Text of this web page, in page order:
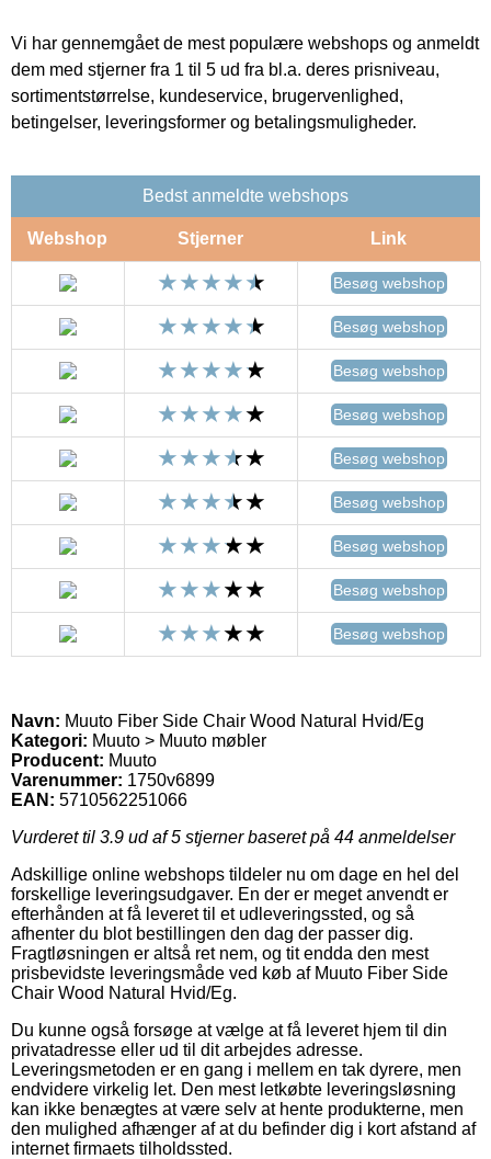
Vi har gennemgået de mest populære webshops og anmeldt
dem med stjerner fra 1 til 5 ud fra bl.a. deres prisniveau,
sortimentstørrelse, kundeservice, brugervenlighed,
betingelser, leveringsformer og betalingsmuligheder.
Bedst anmeldte webshops
Webshop Stjerner Link
Besøg webshop
Besøg webshop
Besøg webshop
Besøg webshop
Besøg webshop
Besøg webshop
Besøg webshop
Besøg webshop
Besøg webshop
Navn: Muuto Fiber Side Chair Wood Natural Hvid/Eg
Kategori: Muuto > Muuto møbler
Producent: Muuto
Varenummer: 1750v6899
EAN: 5710562251066
Vurderet til 3.9 ud af 5 stjerner baseret på 44 anmeldelser
Adskillige online webshops tildeler nu om dage en hel del
forskellige leveringsudgaver. En der er meget anvendt er
efterhånden at få leveret til et udleveringssted, og så
afhenter du blot bestillingen den dag der passer dig.
Fragtløsningen er altså ret nem, og tit endda den mest
prisbevidste leveringsmåde ved køb af Muuto Fiber Side
Chair Wood Natural Hvid/Eg.
Du kunne også forsøge at vælge at få leveret hjem til din
privatadresse eller ud til dit arbejdes adresse.
Leveringsmetoden er en gang i mellem en tak dyrere, men
endvidere virkelig let. Den mest letkøbte leveringsløsning
kan ikke benægtes at være selv at hente produkterne, men
den mulighed afhænger af at du befinder dig i kort afstand af
internet firmaets tilholdssted.